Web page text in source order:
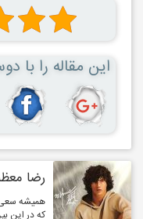
این مقاله را با
رضا
همیشه سعی
که در این